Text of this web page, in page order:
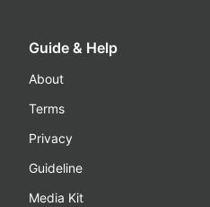
Guide & Help
About
Terms
Privacy
Guideline
Media Kit